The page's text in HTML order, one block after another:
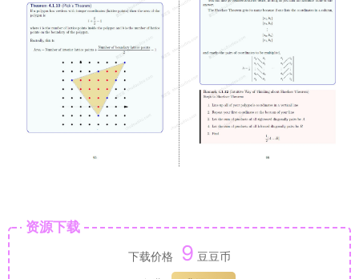
资源下载
下载价格 9 豆豆币